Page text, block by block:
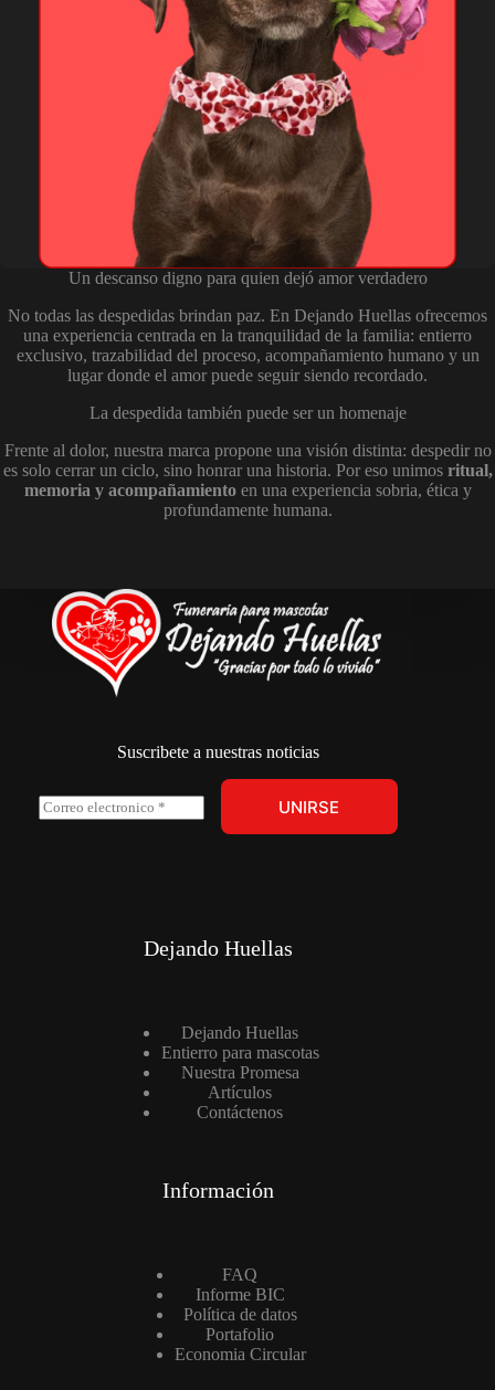
Un descanso digno para quien dejó amor verdadero
No todas las despedidas brindan paz. En Dejando Huellas ofrecemos
una experiencia centrada en la tranquilidad de la familia: entierro
exclusivo, trazabilidad del proceso, acompañamiento humano y un
lugar donde el amor puede seguir siendo recordado.
La despedida también puede ser un homenaje
Frente al dolor, nuestra marca propone una visión distinta: despedir no
es solo cerrar un ciclo, sino honrar una historia. Por eso unimos ritual,
memoria y acompañamientoen una experiencia sobria, ética y
profundamente humana.
Suscribete a nuestras noticias
C
o
UNIRSE
Dejando Huellas
Dejando Huellas
Entierro para mascotas
Nuestra Promesa
Artículos
Contáctenos
Información
FAQ
Informe BIC
Política de datos
Portafolio
Economia Circular